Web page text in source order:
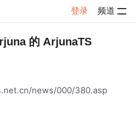
登录 频道
帖子详情
的 ArjunaTS
news/000/380.asp